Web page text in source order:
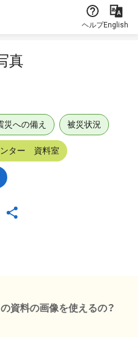
ヘルプEnglish
真
災への備え 被災状況
ンター 資料室
資料の画像を使えるの？